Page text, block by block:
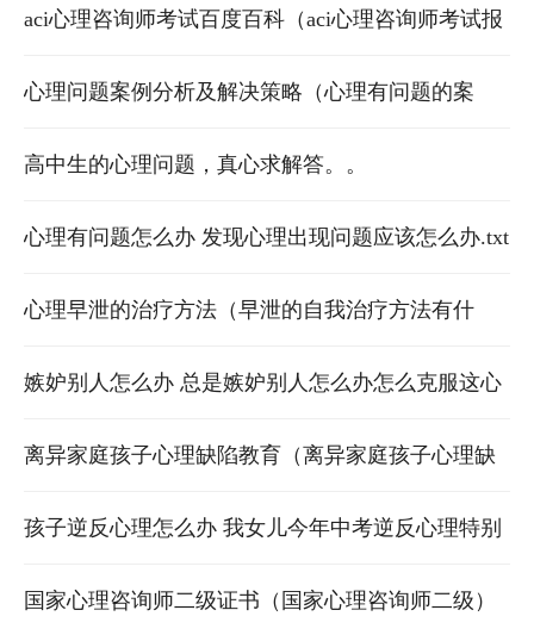
该怎么办啊.txt
aci心理咨询师考试百度百科（aci心理咨询师考试报
考条件）
心理问题案例分析及解决策略（心理有问题的案
例）
高中生的心理问题，真心求解答。。
心理有问题怎么办 发现心理出现问题应该怎么办.txt
心理早泄的治疗方法（早泄的自我治疗方法有什
么）
嫉妒别人怎么办 总是嫉妒别人怎么办怎么克服这心
理.txt
离异家庭孩子心理缺陷教育（离异家庭孩子心理缺
陷表现）
孩子逆反心理怎么办 我女儿今年中考逆反心理特别
严重不听话该怎么办呢.txt
国家心理咨询师二级证书（国家心理咨询师二级）